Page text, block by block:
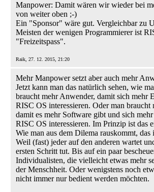
Manpower: Damit wären wir wieder bei
von weiter oben ;-)
Ein "Sponsor" wäre gut. Vergleichbar zu
Meisten der wenigen Programmierer ist
"Freizeitspass".
Raik, 27. 12. 2015, 21:20
Mehr Manpower setzt aber auch mehr
Jetzt kann man das natürlich sehen, wie
braucht mehr Anwender, damit sich mehr
RISC OS interessieren. Oder man braucht
damit es mehr Software gibt und sich
RISC OS interessieren. Im Prinzip ist das
Wie man aus dem Dilema rauskommt, das
Weil (fast) jeder auf den anderen wartet
ersten Schritt tut. Bis auf ein paar
Individualisten, die vielleicht etwas mehr
der Menschheit. Oder wenigstens noch
nicht immer nur bedient werden möchten.